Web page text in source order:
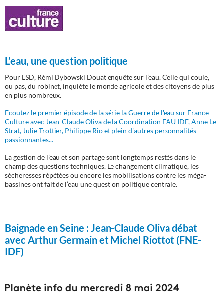
L’eau, une question politique
Pour LSD, Rémi Dybowski Douat enquête sur l’eau. Celle qui coule,
ou pas, du robinet, inquiète le monde agricole et des citoyens de plus
en plus nombreux.
Ecoutez le premier épisode de la série la Guerre de l'eau sur France
Culture avec Jean-Claude Oliva de la Coordination EAU IDF, Anne Le
Strat, Julie Trottier, Philippe Rio et plein d'autres personnalités
passionnantes...
La gestion de l’eau et son partage sont longtemps restés dans le
champ des questions techniques. Le changement climatique, les
sécheresses répétées ou encore les mobilisations contre les méga-
bassines ont fait de l’eau une question politique centrale.
Baignade en Seine :Jean-Claude Oliva débat
avec Arthur Germain et Michel Riottot (FNE-
IDF)